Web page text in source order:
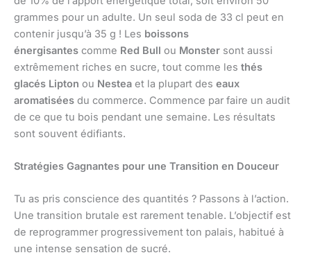
grammes pour un adulte. Un seul soda de 33 cl peut en
contenir jusqu’à 35 g ! Les boissons
énergisantes comme Red Bull ou Monster sont aussi
extrêmement riches en sucre, tout comme les thés
glacés Lipton ou Nestea et la plupart des eaux
aromatisées du commerce. Commence par faire un audit
de ce que tu bois pendant une semaine. Les résultats
sont souvent édifiants.
Stratégies Gagnantes pour une Transition en Douceur
Tu as pris conscience des quantités ? Passons à l’action.
Une transition brutale est rarement tenable. L’objectif est
de reprogrammer progressivement ton palais, habitué à
une intense sensation de sucré.